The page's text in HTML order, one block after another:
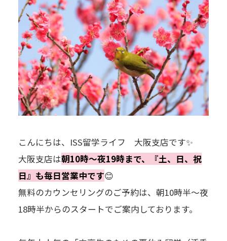
こんにちは、ISS留学ライフ 大阪支店です✨
大阪支店は朝10時～夜19時まで、『土、日、祝
日』も毎日営業中です😊
無料のカウンセリングのご予約は、朝10時半～夜
18時半からのスタートでご案内しております。